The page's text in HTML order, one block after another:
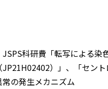
科研費「転写による染
）」、「セン
の発生メカニズム